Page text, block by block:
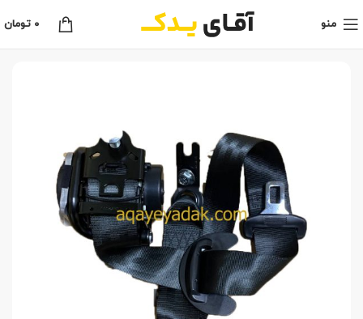
منو 0 تومان